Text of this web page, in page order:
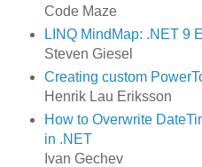
Code Maze
LINQ MindMap: .NET 9
Steven Giesel
Creating custom
Henrik Lau Eriksson
How to Overwrite
in .NET
Ivan Gechev